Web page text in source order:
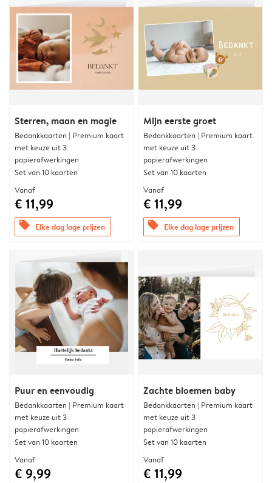
Sterren, maan en magie
Bedankkaarten | Premium kaart
met keuze uit 3
papierafwerkingen
Set van 10 kaarten
Vanaf
€ 11,99
offers Elke dag lage prijzen
Mijn eerste groet
Bedankkaarten | Premium kaart
met keuze uit 3
papierafwerkingen
Set van 10 kaarten
Vanaf
€ 11,99
offers Elke dag lage prijzen
Puur en eenvoudig
Bedankkaarten | Premium kaart
met keuze uit 3
papierafwerkingen
Set van 10 kaarten
Vanaf
€ 9,99
Zachte bloemen baby
Bedankkaarten | Premium kaart
met keuze uit 3
papierafwerkingen
Set van 10 kaarten
Vanaf
€ 11,99